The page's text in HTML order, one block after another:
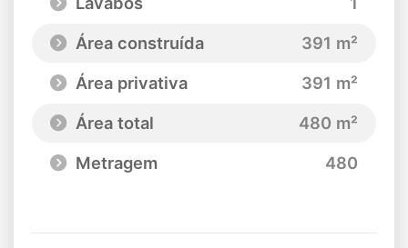
Área construída
391 m²
Área privativa
391 m²
Área total
480 m²
Metragem
480